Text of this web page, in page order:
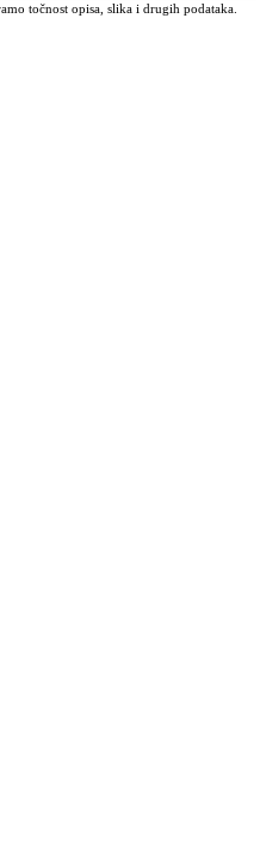
točnost opisa, slika i drugih podataka.